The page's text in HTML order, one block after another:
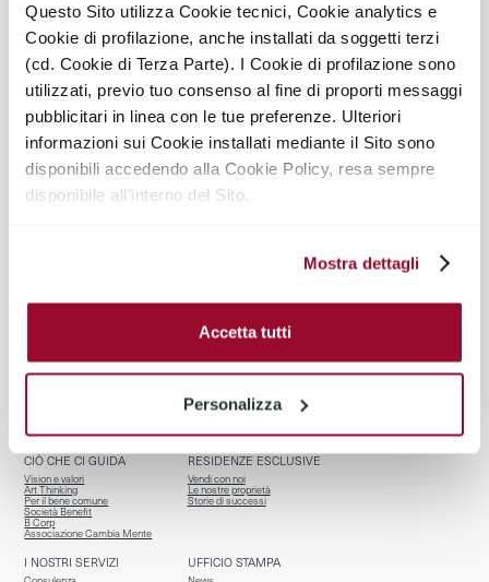
Questo Sito utilizza Cookie tecnici, Cookie analytics e
Cookie di profilazione, anche installati da soggetti terzi
(cd. Cookie di Terza Parte). I Cookie di profilazione sono
utilizzati, previo tuo consenso al fine di proporti messaggi
pubblicitari in linea con le tue preferenze. Ulteriori
informazioni sui Cookie installati mediante il Sito sono
disponibili accedendo alla Cookie Policy, resa sempre
disponibile all’interno del Sito.
Mostra dettagli
Accetta tutti
Personalizza
Via Leopardi 2, 20123 Milano
Mail: info@tirelliandpartners.pro
Tel: +39028051673
Seguici sui social
@TIRELLI_PARTNERS
BENVENUTI
Contatti
CHI SIAMO
Riconoscimenti
Affiliazioni
CIÒ CHE CI GUIDA
Vision e valori
Art Thinking
Per il bene comune
Società Benefit
B Corp
Associazione Cambia Mente
RESIDENZE ESCLUSIVE
Vendi con noi
Le nostre proprietà
Storie di successi
I NOSTRI SERVIZI UFFICIO STAMPA